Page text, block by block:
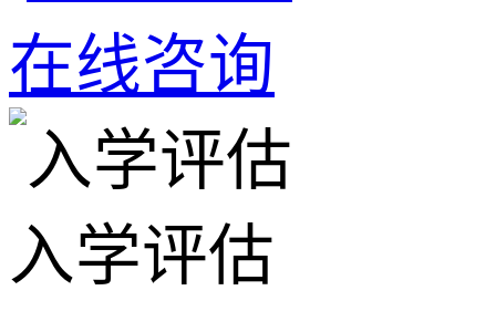
在线咨询
入学评估